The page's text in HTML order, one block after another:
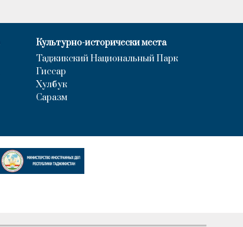
Культурно-исторически места
Таджикский Национальный Парк
Гиссар
Хулбук
Саразм